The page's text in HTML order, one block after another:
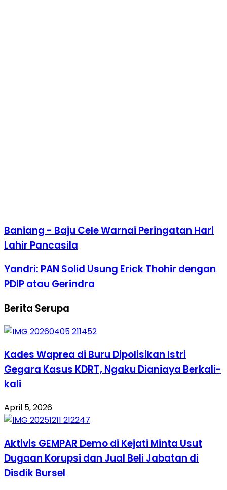
Baniang - Baju Cele Warnai Peringatan Hari
Lahir Pancasila
Yandri: PAN Solid Usung Erick Thohir dengan
PDIP atau Gerindra
Berita Serupa
Kades Waprea di Buru Dipolisikan Istri
Gegara Kasus KDRT, Ngaku Dianiaya Berkali-
kali
April 5, 2026
Aktivis GEMPAR Demo di Kejati Minta Usut
Dugaan Korupsi dan Jual Beli Jabatan di
Disdik Bursel